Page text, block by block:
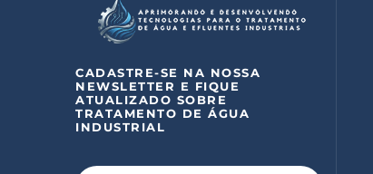
CADASTRE-SE NA NOSSA
NEWSLETTER E FIQUE
ATUALIZADO SOBRE
TRATAMENTO DE ÁGUA
INDUSTRIAL